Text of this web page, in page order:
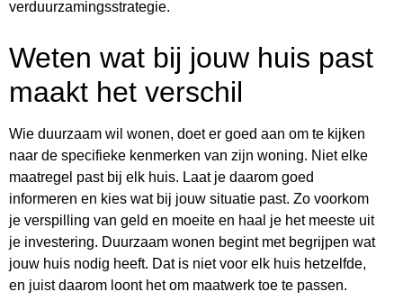
verduurzamingsstrategie.
Weten wat bij jouw huis past
maakt het verschil
Wie duurzaam wil wonen, doet er goed aan om te kijken
naar de specifieke kenmerken van zijn woning. Niet elke
maatregel past bij elk huis. Laat je daarom goed
informeren en kies wat bij jouw situatie past. Zo voorkom
je verspilling van geld en moeite en haal je het meeste uit
je investering. Duurzaam wonen begint met begrijpen wat
jouw huis nodig heeft. Dat is niet voor elk huis hetzelfde,
en juist daarom loont het om maatwerk toe te passen.